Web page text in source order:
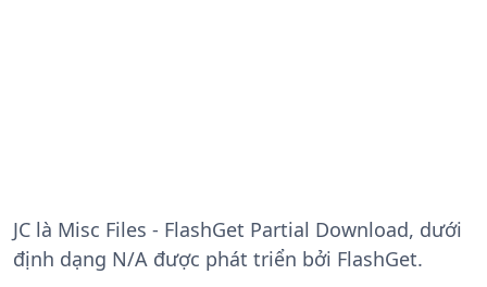
JC là Misc Files - FlashGet Partial Download, dưới
định dạng N/A được phát triển bởi FlashGet.